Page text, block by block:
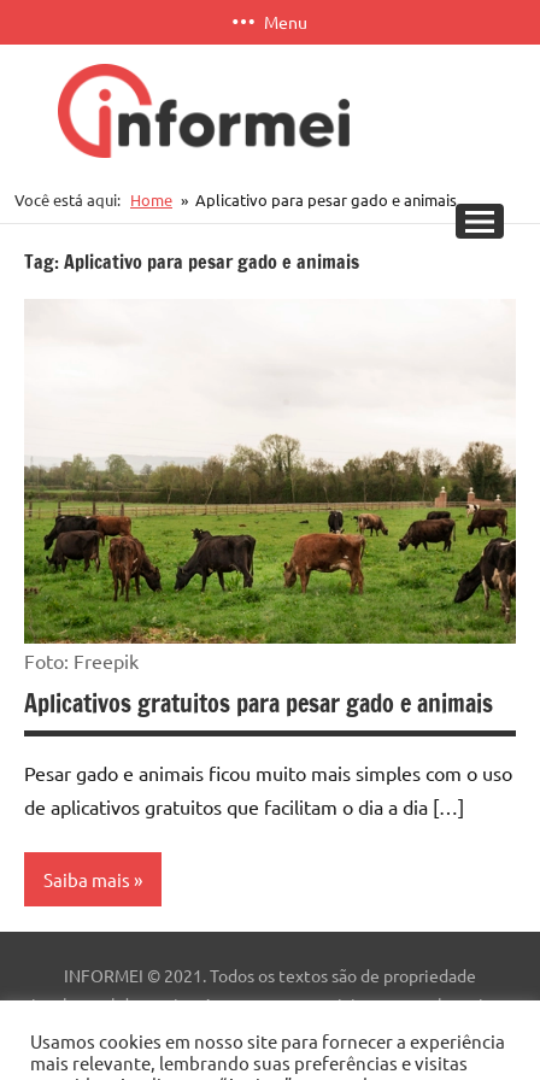
para
conteúdo
Menu
APP
Você está aqui: Home Aplicativo para pesar gado e animais
Tag:Aplicativo para pesar gado e animais
Foto: Freepik
Aplicativos gratuitos para pesar gado e animais
Pesar gado e animais ficou muito mais simples com o uso
de aplicativos gratuitos que facilitam o dia a dia […]
Saiba mais
INFORMEI © 2021. Todos os textos são de propriedade
intelectual deste site. As marcas comerciais, nomes e logotipos
são de propriedade de suas respectivas empresas. Este site não
faz parte do site do Facebook ou do Facebook, Inc. Este site não é
Usamos cookies em nosso site para fornecer a experiência
mais relevante, lembrando suas preferências e visitas